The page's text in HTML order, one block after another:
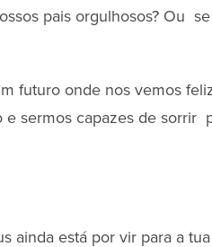
pais orgulhosos? Ou
futuro onde nos vemos
sermos capazes de sorrir
ainda está por vir para a